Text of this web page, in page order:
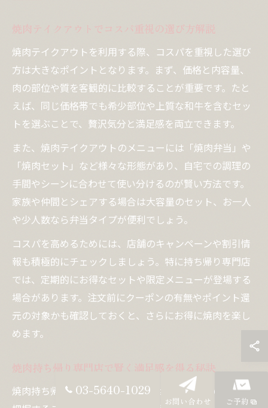
焼肉テイクアウトでコスパ重視の選び方解説
焼肉テイクアウトを利用する際、コスパを重視した選び
方は大きなポイントとなります。まず、価格と内容量、
肉の部位や質を客観的に比較することが重要です。たと
えば、同じ価格帯でも希少部位や上質な和牛を含むセッ
トを選ぶことで、贅沢気分と満足感を両立できます。
また、焼肉テイクアウトのメニューには「焼肉弁当」や
「焼肉セット」など様々な形態があり、自宅での調理の
手間やシーンに合わせて使い分けるのが賢い方法です。
家族や仲間とシェアする場合は大容量のセット、お一人
や少人数なら弁当タイプが便利でしょう。
コスパを高めるためには、店舗のキャンペーンや割引情
報も積極的にチェックしましょう。特に持ち帰り専門店
では、定期的にお得なセットや限定メニューが登場する
場合があります。注文前にクーポンの有無やポイント還
元の対象かも確認しておくと、さらにお得に焼肉を楽し
めます。
焼肉持ち帰り専門店で賢く満足感を得る秘訣
焼肉持ち帰り専門店を利用する際は、店舗ごとの特徴を
03-5640-1029
お問い合わせ ご予約